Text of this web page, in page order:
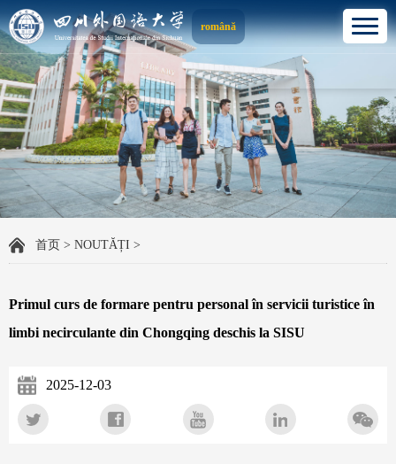
română
首页 > NOUTĂȚI >
Primul curs de formare pentru personal în servicii turistice în
limbi necirculante din Chongqing deschis la SISU
2025-12-03